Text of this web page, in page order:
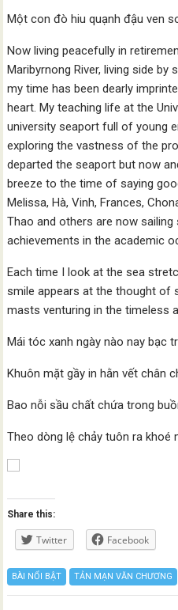
Một con đò hiu quạnh đậu ven
Now living peacefully in
Maribyrnong River, living side by
my time has been dearly
heart. My teaching life at the
university seaport full of young
exploring the vastness of the
departed the seaport but now
breeze to the time of saying
Melissa, Hà, Vinh, Frances,
Thao and others are now
achievements in the academic
Each time I look at the sea
smile appears at the thought of
masts venturing in the timeless
Mái tóc xanh ngày nào nay bạc
Khuôn mặt gầy in hằn vết chân
Bao nỗi sầu chất chứa trong
Theo dòng lệ chảy tuôn ra khoé
Share this:
Twitter Facebook
BÀI NỔI BẬT TẢN MẠN VĂN CHƯƠNG